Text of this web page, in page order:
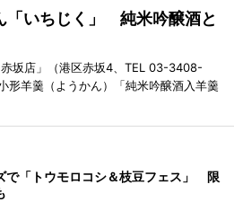
「いちじく」 純米吟醸酒と
坂店」（港区赤坂4、TEL 03-3408-
形羊羹（ようかん）「純米吟醸酒入羊羹
で「トウモロコシ＆枝豆フェス」 限